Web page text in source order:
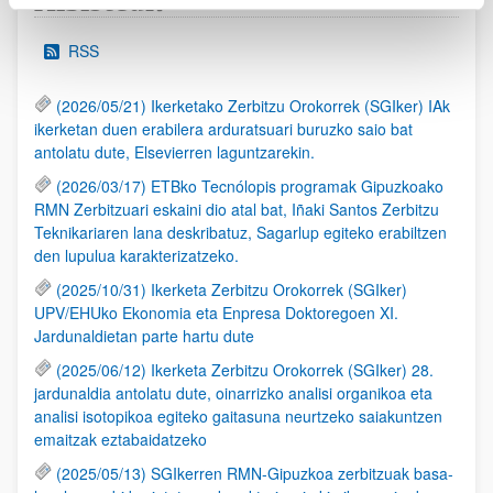
RSS
(2026/05/21) Ikerketako Zerbitzu Orokorrek (SGIker) IAk
ikerketan duen erabilera arduratsuari buruzko saio bat
antolatu dute, Elsevierren laguntzarekin.
(2026/03/17) ETBko Tecnólopis programak Gipuzkoako
RMN Zerbitzuari eskaini dio atal bat, Iñaki Santos Zerbitzu
Teknikariaren lana deskribatuz, Sagarlup egiteko erabiltzen
den lupulua karakterizatzeko.
(2025/10/31) Ikerketa Zerbitzu Orokorrek (SGIker)
UPV/EHUko Ekonomia eta Enpresa Doktoregoen XI.
Jardunaldietan parte hartu dute
(2025/06/12) Ikerketa Zerbitzu Orokorrek (SGIker) 28.
jardunaldia antolatu dute, oinarrizko analisi organikoa eta
analisi isotopikoa egiteko gaitasuna neurtzeko saiakuntzen
emaitzak eztabaidatzeko
(2025/05/13) SGIkerren RMN-Gipuzkoa zerbitzuak basa-